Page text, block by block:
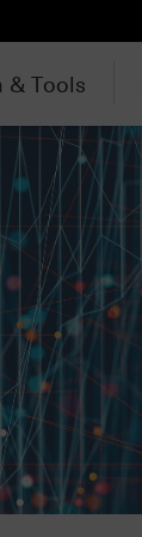
& Tools